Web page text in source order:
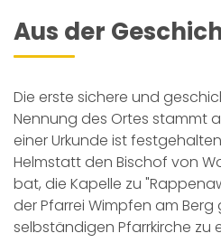
Aus der
Die erste sichere und
Nennung des Ortes stammt
einer Urkunde ist
Helmstatt den Bischof von
bat, die Kapelle zu
der Pfarrei Wimpfen am Berg
selbständigen Pfarrkirche zu